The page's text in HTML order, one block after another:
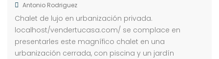
Antonio Rodriguez
Chalet de lujo en urbanización privada.
localhost/vendertucasa.com/ se complace en
presentarles este magnífico chalet en una
urbanización cerrada, con piscina y un jardín